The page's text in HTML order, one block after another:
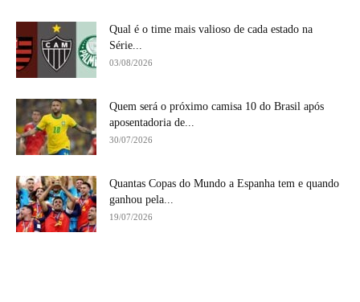
Qual é o time mais valioso de cada estado na
Série...
03/08/2026
Quem será o próximo camisa 10 do Brasil após
aposentadoria de...
30/07/2026
Quantas Copas do Mundo a Espanha tem e quando
ganhou pela...
19/07/2026